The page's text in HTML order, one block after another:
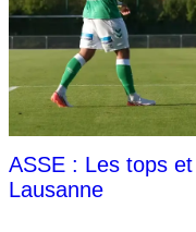
ASSE : Les tops
Lausanne